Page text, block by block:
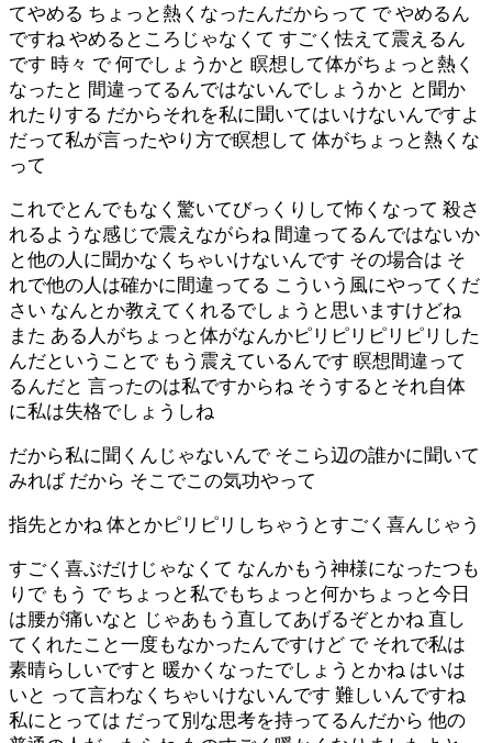
てやめる ちょっと熱くなったんだからって で やめるん
ですね やめるところじゃなくて すごく怯えて震えるん
です 時々 で 何でしょうかと 瞑想して体がちょっと熱く
なったと 間違ってるんではないんでしょうかと と聞か
れたりする だからそれを私に聞いてはいけないんですよ
だって私が言ったやり方で瞑想して 体がちょっと熱くな
って
これでとんでもなく驚いてびっくりして怖くなって 殺さ
れるような感じで震えながらね 間違ってるんではないか
と他の人に聞かなくちゃいけないんです その場合は そ
れで他の人は確かに間違ってる こういう風にやってくだ
さい なんとか教えてくれるでしょうと思いますけどね
また ある人がちょっと体がなんかピリピリピリピリした
んだということで もう震えているんです 瞑想間違って
るんだと 言ったのは私ですからね そうするとそれ自体
に私は失格でしょうしね
だから私に聞くんじゃないんで そこら辺の誰かに聞いて
みれば だから そこでこの気功やって
指先とかね 体とかピリピリしちゃうとすごく喜んじゃう
すごく喜ぶだけじゃなくて なんかもう神様になったつも
りで もう で ちょっと私でもちょっと何かちょっと今日
は腰が痛いなと じゃあもう直してあげるぞとかね 直し
てくれたこと一度もなかったんですけど で それで私は
素晴らしいですと 暖かくなったでしょうとかね はいは
いと って言わなくちゃいけないんです 難しいんですね
私にとっては だって別な思考を持ってるんだから 他の